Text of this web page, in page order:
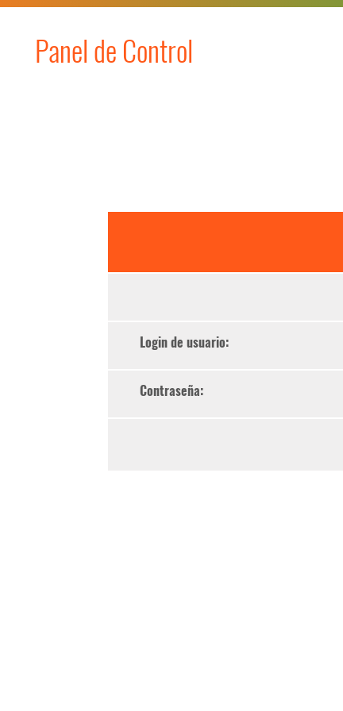
Panel de Control
Login de usuario:
Contraseña: